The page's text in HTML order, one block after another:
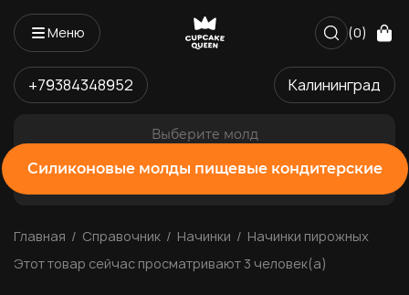
Меню
+79384348952 Калининград
(0)
Выберите молд
Силиконовые молды пищевые кондитерские
Главная Справочник Начинки
Начинки пирожных
Этот товар сейчас просматривают 3 человек(а)